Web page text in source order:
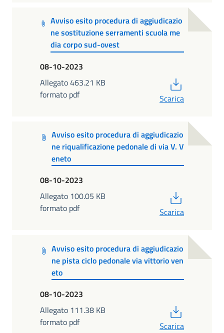
Avviso esito procedura di aggiudicazio
ne sostituzione serramenti scuola me
dia corpo sud-ovest
08-10-2023
Allegato 463.21 KB
formato pdf
Scarica
Avviso esito procedura di aggiudicazio
ne riqualificazione pedonale di via V. V
eneto
08-10-2023
Allegato 100.05 KB
formato pdf
Scarica
Avviso esito procedura di aggiudicazio
ne pista ciclo pedonale via vittorio ven
eto
08-10-2023
Allegato 111.38 KB
formato pdf
Scarica